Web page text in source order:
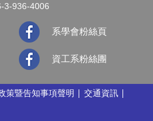
3-936-4006
系學會粉絲頁
資工系粉絲團
策暨告知事項聲明
交通資訊